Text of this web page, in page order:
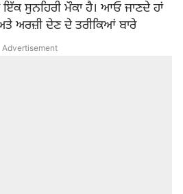
ਇੱਕ ਸੁਨਹਿਰੀ ਮੌਕਾ ਹੈ। ਆਓ ਜਾਣਦੇ ਹਾਂ
ਅਰਜ਼ੀ ਦੇਣ ਦੇ ਤਰੀਕਿਆਂ ਬਾਰੇ
Advertisement